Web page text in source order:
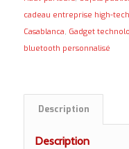
cadeau entreprise high-tech
Casablanca, Gadget
bluetooth personnalisé
Description
Description